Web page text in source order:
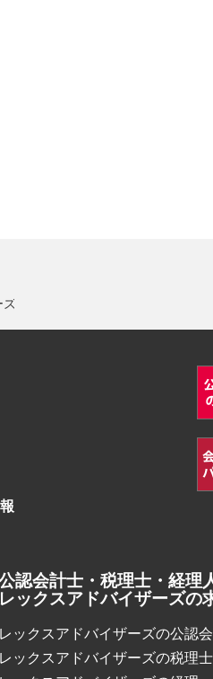
認会計士・税理士・経理
ックスアドバイザーズの
ックスアドバイザーズの公認
ックスアドバイザーズの税理